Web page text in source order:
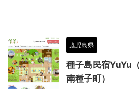
鹿児島県
種子島民宿YuYu
南種子町）